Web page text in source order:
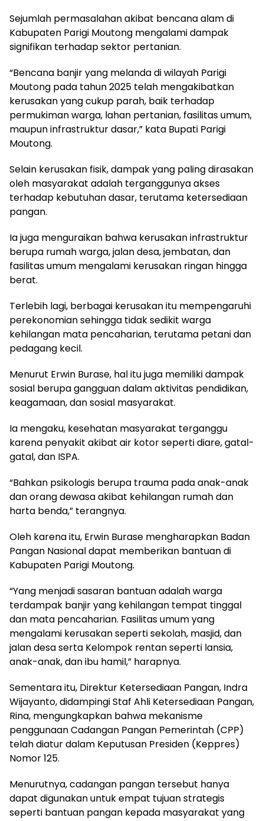
Sejumlah permasalahan akibat bencana alam di
Kabupaten Parigi Moutong mengalami dampak
signifikan terhadap sektor pertanian.
“Bencana banjir yang melanda di wilayah Parigi
Moutong pada tahun 2025 telah mengakibatkan
kerusakan yang cukup parah, baik terhadap
permukiman warga, lahan pertanian, fasilitas umum,
maupun infrastruktur dasar,” kata Bupati Parigi
Moutong.
Selain kerusakan fisik, dampak yang paling dirasakan
oleh masyarakat adalah terganggunya akses
terhadap kebutuhan dasar, terutama ketersediaan
pangan.
Ia juga menguraikan bahwa kerusakan infrastruktur
berupa rumah warga, jalan desa, jembatan, dan
fasilitas umum mengalami kerusakan ringan hingga
berat.
Terlebih lagi, berbagai kerusakan itu mempengaruhi
perekonomian sehingga tidak sedikit warga
kehilangan mata pencaharian, terutama petani dan
pedagang kecil.
Menurut Erwin Burase, hal itu juga memiliki dampak
sosial berupa gangguan dalam aktivitas pendidikan,
keagamaan, dan sosial masyarakat.
Ia mengaku, kesehatan masyarakat terganggu
karena penyakit akibat air kotor seperti diare, gatal-
gatal, dan ISPA.
“Bahkan psikologis berupa trauma pada anak-anak
dan orang dewasa akibat kehilangan rumah dan
harta benda,” terangnya.
Oleh karena itu, Erwin Burase mengharapkan Badan
Pangan Nasional dapat memberikan bantuan di
Kabupaten Parigi Moutong.
“Yang menjadi sasaran bantuan adalah warga
terdampak banjir yang kehilangan tempat tinggal
dan mata pencaharian. Fasilitas umum yang
mengalami kerusakan seperti sekolah, masjid, dan
jalan desa serta Kelompok rentan seperti lansia,
anak-anak, dan ibu hamil,” harapnya.
Sementara itu, Direktur Ketersediaan Pangan, Indra
Wijayanto, didampingi Staf Ahli Ketersediaan Pangan,
Rina, mengungkapkan bahwa mekanisme
penggunaan Cadangan Pangan Pemerintah (CPP)
telah diatur dalam Keputusan Presiden (Keppres)
Nomor 125.
Menurutnya, cadangan pangan tersebut hanya
dapat digunakan untuk empat tujuan strategis
seperti bantuan pangan kepada masyarakat yang